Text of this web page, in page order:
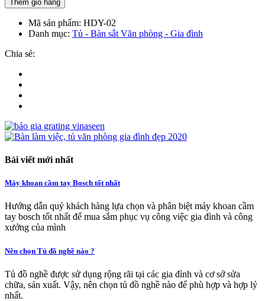
Thêm giỏ hàng
Mã sản phẩm: HDY-02
Danh mục: Tủ - Bàn sắt Văn phòng - Gia đình
Chia sẻ:
Bài viết mới nhất
Máy khoan cầm tay Bosch tốt nhất
Hướng dẫn quý khách hàng lựa chọn và phân biệt máy khoan cầm
tay bosch tốt nhất để mua sắm phục vụ công việc gia đình và công
xưởng của mình
Nên chọn Tủ đồ nghề nào ?
Tủ đồ nghề được sử dụng rộng rãi tại các gia đình và cơ sở sửa
chữa, sản xuất. Vậy, nên chọn tủ đồ nghề nào để phù hợp và hợp lý
nhất.